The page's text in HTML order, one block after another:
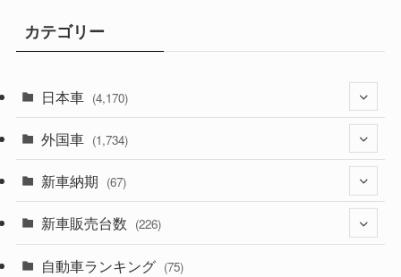
カテゴリー
日本車 (4,170)
(1,320)
(329)
(525)
外国車 (1,734)
(242)
新車納期 (67)
(28)
(8)
新車販売台数 (226)
(21)
自動車ランキング (75)